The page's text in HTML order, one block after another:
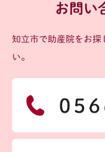
お問い
知立市で助産院をお探
い。